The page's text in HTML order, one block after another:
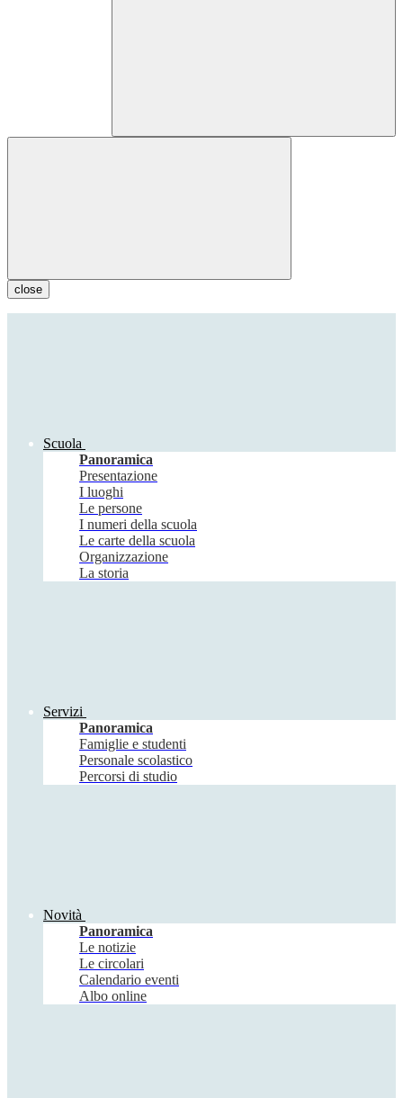
close
Scuola
Panoramica
Presentazione
I luoghi
Le persone
I numeri della scuola
Le carte della scuola
Organizzazione
La storia
Servizi
Panoramica
Famiglie e studenti
Personale scolastico
Percorsi di studio
Novità
Panoramica
Le notizie
Le circolari
Calendario eventi
Albo online